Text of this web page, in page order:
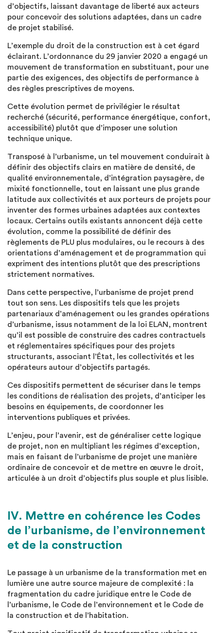
d’objectifs, laissant davantage de liberté aux acteurs
pour concevoir des solutions adaptées, dans un cadre
de projet stabilisé.
L’exemple du droit de la construction est à cet égard
éclairant. L’ordonnance du 29 janvier 2020 a engagé un
mouvement de transformation en substituant, pour une
partie des exigences, des objectifs de performance à
des règles prescriptives de moyens.
Cette évolution permet de privilégier le résultat
recherché (sécurité, performance énergétique, confort,
accessibilité) plutôt que d’imposer une solution
technique unique.
Transposé à l’urbanisme, un tel mouvement conduirait à
définir des objectifs clairs en matière de densité, de
qualité environnementale, d’intégration paysagère, de
mixité fonctionnelle, tout en laissant une plus grande
latitude aux collectivités et aux porteurs de projets pour
inventer des formes urbaines adaptées aux contextes
locaux. Certains outils existants annoncent déjà cette
évolution, comme la possibilité de définir des
règlements de PLU plus modulaires, ou le recours à des
orientations d’aménagement et de programmation qui
expriment des intentions plutôt que des prescriptions
strictement normatives.
Dans cette perspective, l’urbanisme de projet prend
tout son sens. Les dispositifs tels que les projets
partenariaux d’aménagement ou les grandes opérations
d’urbanisme, issus notamment de la loi ELAN, montrent
qu’il est possible de construire des cadres contractuels
et réglementaires spécifiques pour des projets
structurants, associant l’État, les collectivités et les
opérateurs autour d’objectifs partagés.
Ces dispositifs permettent de sécuriser dans le temps
les conditions de réalisation des projets, d’anticiper les
besoins en équipements, de coordonner les
interventions publiques et privées.
L’enjeu, pour l’avenir, est de généraliser cette logique
de projet, non en multipliant les régimes d’exception,
mais en faisant de l’urbanisme de projet une manière
ordinaire de concevoir et de mettre en œuvre le droit,
articulée à un droit d’objectifs plus souple et plus lisible.
IV. Mettre en cohérence les Codes
de l’urbanisme, de l’environnement
et de la construction
Le passage à un urbanisme de la transformation met en
lumière une autre source majeure de complexité : la
fragmentation du cadre juridique entre le Code de
l’urbanisme, le Code de l’environnement et le Code de
la construction et de l’habitation.